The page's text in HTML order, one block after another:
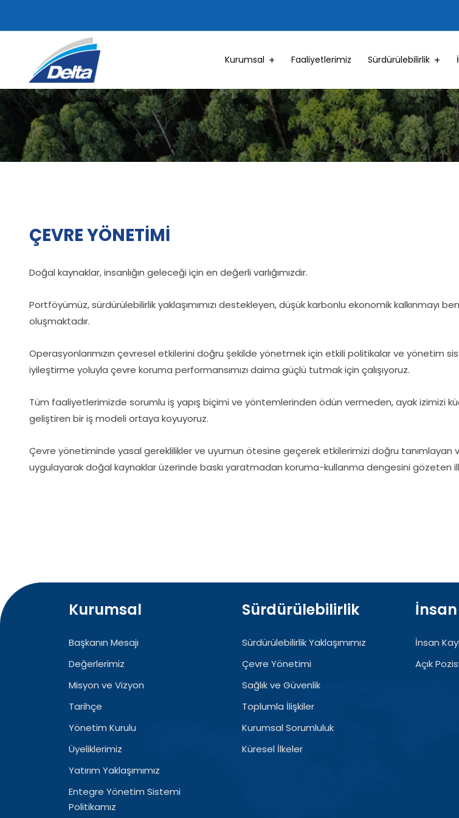
Kurumsal Faaliyetlerimiz Sürdürülebilirlik
ÇEVRE YÖNETİMİ
Doğal kaynaklar, insanlığın geleceği için en değerli varlığımızdır.
Portföyümüz, sürdürülebilirlik yaklaşımımızı destekleyen, düşük karbonlu ekonomik
oluşmaktadır.
Operasyonlarımızın çevresel etkilerini doğru şekilde yönetmek için etkili politikalar ve yönetim
iyileştirme yoluyla çevre koruma performansımızı daima güçlü tutmak için çalışıyoruz.
Tüm faaliyetlerimizde sorumlu iş yapış biçimi ve yöntemlerinden ödün vermeden, ayak izimizi
geliştiren bir iş modeli ortaya koyuyoruz.
Çevre yönetiminde yasal gereklilikler ve uyumun ötesine geçerek etkilerimizi doğru
uygulayarak doğal kaynaklar üzerinde baskı yaratmadan koruma-kullanma dengesini gözeten
Kurumsal
Başkanın Mesajı
Değerlerimiz
Misyon ve Vizyon
Tarihçe
Yönetim Kurulu
Üyeliklerimiz
Yatırım Yaklaşımımız
Entegre Yönetim Sistemi
Politikamız
Sürdürülebilirlik
Sürdürülebilirlik Yaklaşımımız
Çevre Yönetimi
Sağlık ve Güvenlik
Toplumla İlişkiler
Kurumsal Sorumluluk
Küresel İlkeler
İnsan
Açık